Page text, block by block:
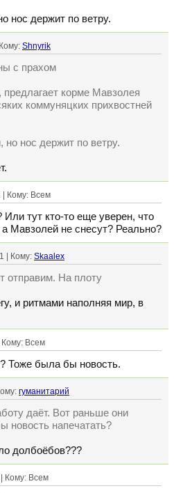
нос держит по ветру.
Shnyrik
с прахом
корме Мавзолея
коммуняцких прихвостней
но нос держит по ветру.
| Кому: Всем
тут кто-то еще уверен, что
Мавзолей не снесут? Реально?
| Кому: Skaalex
отправим. На плоту
и ритмами наполняя мир, в
Кому: Всем
Тоже была бы новость.
гуманитарий
даёт. Вот раньше они
новость напечатать?
долбоёбов???
Кому: Всем